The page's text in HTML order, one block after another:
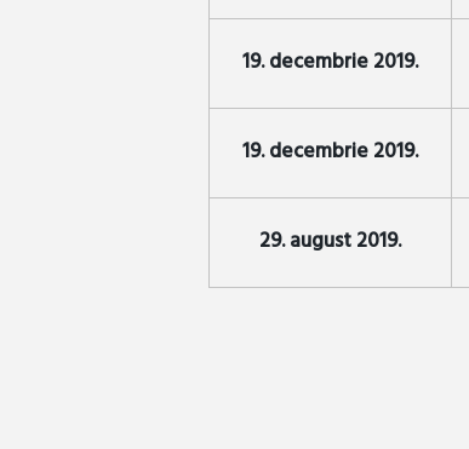
19. decembrie 2019.
19. decembrie 2019.
29. august 2019.